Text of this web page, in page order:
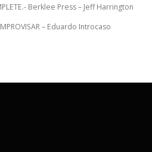
Berklee Press – Jeff Harrington
– Eduardo Introcaso